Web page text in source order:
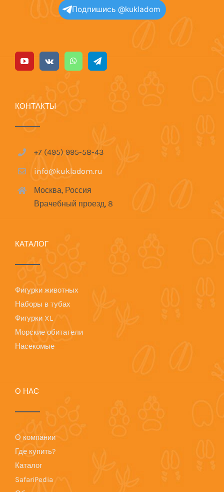
Подпишись @kukladom
КОНТАКТЫ
+7 (495) 995-58-43
info@kukladom.ru
Москва, Россия
Врачебный проезд, 8
КАТАЛОГ
Фигурки животных
Наборы в тубах
Фигурки XL
Морские обитатели
Насекомые
О НАС
О компании
Где купить?
Каталог
SafariPedia